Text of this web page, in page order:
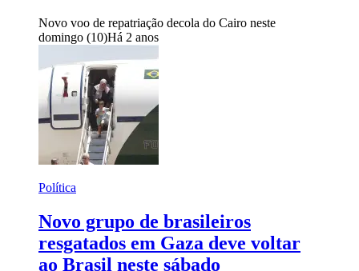
Novo voo de repatriação decola do Cairo neste
domingo (10)Há 2 anos
Política
Novo grupo de brasileiros
resgatados em Gaza deve voltar
ao Brasil neste sábado